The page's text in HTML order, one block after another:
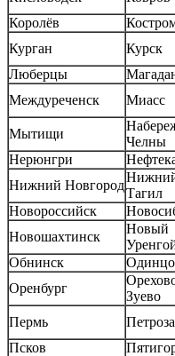
Королёв
Курган
Курск
Люберцы
Междуреченск
Миасс
Мытищи
Челны
Нерюнгри
Нижний Новгород
Тагил
Новороссийск
Новошахтинск
Новый
Обнинск
Оренбург
Зуево
Пермь
Псков